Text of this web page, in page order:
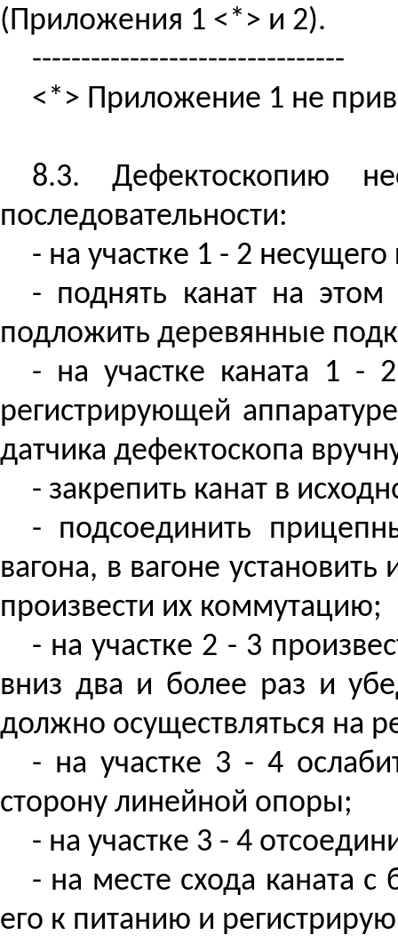
(Приложения 1 <*> и 2).
--------------------------------
<*> Приложение 1 не
8.3. Дефектоскопию
последовательности:
- на участке 1 - 2
- поднять канат на
подложить деревянные
- на участке каната 1 -
регистрирующей
датчика дефектоскопа
- закрепить канат в
- подсоединить
вагона, в вагоне
произвести их коммутацию;
- на участке 2 - 3
вниз два и более раз и
должно осуществляться на
- на участке 3 - 4
сторону линейной опоры;
- на участке 3 - 4
- на месте схода каната с
его к питанию и